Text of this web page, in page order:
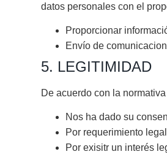
datos personales con el
Proporcionar
Envío de
5. LEGITIMIDAD
De acuerdo con la
Nos ha dado su
Por requerimiento
Por exisitr un interés